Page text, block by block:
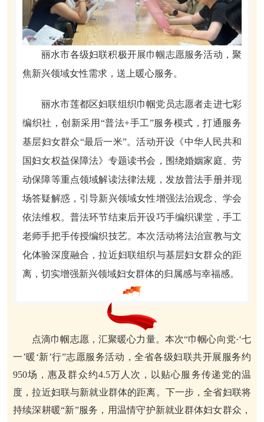
丽水市各级妇联积极开展巾帼志愿服务活动，聚
焦新兴领域女性需求，送上暖心服务。
丽水市莲都区妇联组织巾帼党员志愿者走进七彩
编织社，创新采用“普法+手工”服务模式，打通服务
基层妇女群众“最后一米”。活动开设《中华人民共和
国妇女权益保障法》专题读书会，围绕婚姻家庭、劳
动保障等重点领域解读法律法规，发放普法手册并现
场答疑解惑，引导新兴领域女性增强法治观念、学会
依法维权。普法环节结束后开设巧手编织课堂，手工
老师手把手传授编织技艺。本次活动将法治宣教与文
化体验深度融合，拉近妇联组织与基层妇女群众的距
离，切实增强新兴领域妇女群体的归属感与幸福感。
点滴巾帼志愿，汇聚暖心力量。本次“巾帼心向党·‘七
一’暖‘新’行”志愿服务活动，全省各级妇联共开展服务约
950场，惠及群众约4.5万人次，以贴心服务传递党的温
度，拉近妇联与新就业群体的距离。下一步，全省妇联将
持续深耕暖“新”服务，用温情守护新就业群体妇女群众，